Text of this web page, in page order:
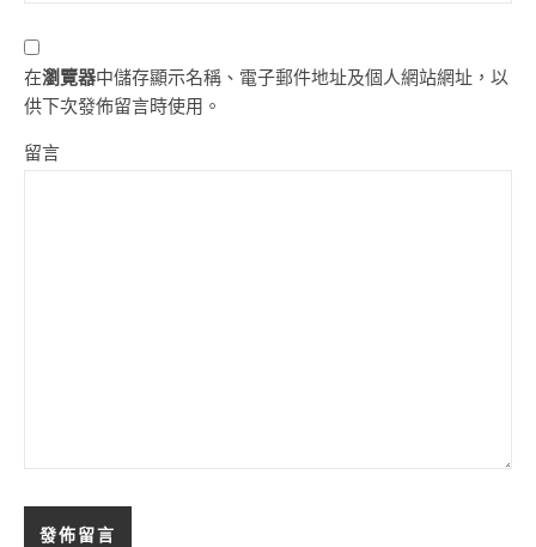
在瀏覽器中儲存顯示名稱、電子郵件地址及個人網站網址，以
供下次發佈留言時使用。
留言